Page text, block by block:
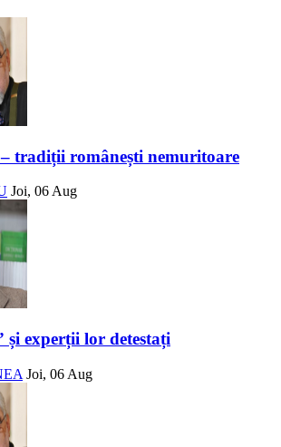
– tradiții românești nemuritoare
Joi, 06 Aug
și experții lor detestați
Joi, 06 Aug